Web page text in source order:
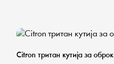
Citron тритан кутија за оброк